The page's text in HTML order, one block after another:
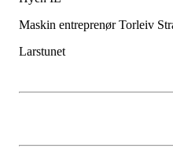
Maskin entreprenør Torleiv
Larstunet